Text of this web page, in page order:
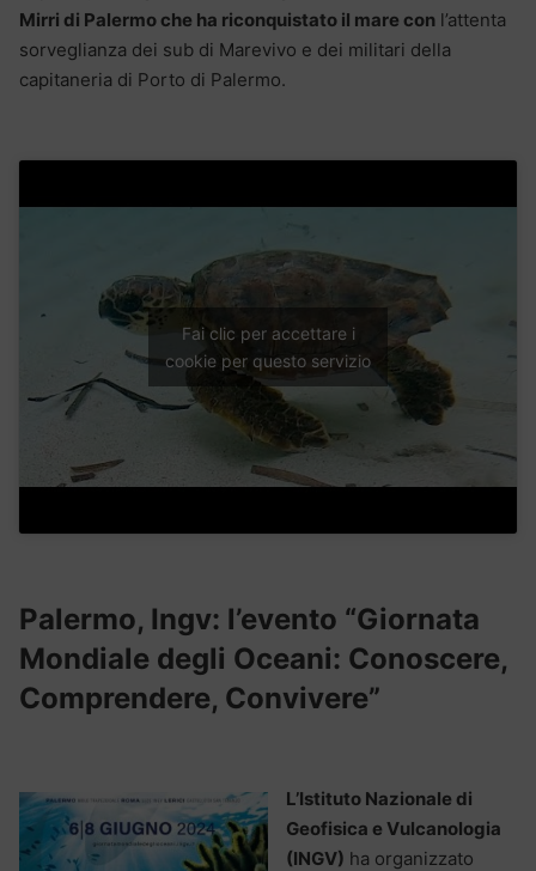
Mirri di Palermo che ha riconquistato il mare con l’attenta
sorveglianza dei sub di Marevivo e dei militari della
capitaneria di Porto di Palermo.
Fai clic per accettare i
cookie per questo servizio
Palermo, Ingv: l’evento “Giornata
Mondiale degli Oceani: Conoscere,
Comprendere, Convivere”
L’Istituto Nazionale di
Geofisica e Vulcanologia
(INGV) ha organizzato